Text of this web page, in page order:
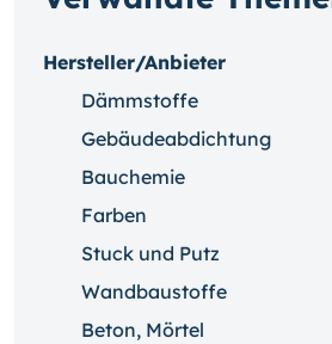
Hersteller/Anbieter
Dämmstoffe
Gebäudeabdichtung
Bauchemie
Farben
Stuck und Putz
Wandbaustoffe
Beton, Mörtel